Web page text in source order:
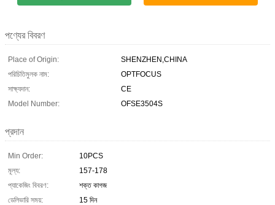
পণ্যের বিবরণ
Place of Origin:
SHENZHEN,CHINA
পরিচিতিমুলক নাম:
OPTFOCUS
সাক্ষ্যদান:
CE
Model Number:
OFSE3504S
প্রদান
Min Order:
10PCS
মূল্য:
157-178
প্যাকেজিং বিবরণ:
শক্ত কাগজ
ডেলিভারি সময়:
15 দিন